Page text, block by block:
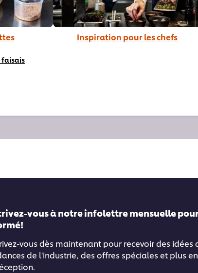
Inspiration pour les chefs
faisais
vous à notre infolettre mensuelle
vous dès maintenant pour recevoir des idées
de l'industrie, des offres spéciales et plus